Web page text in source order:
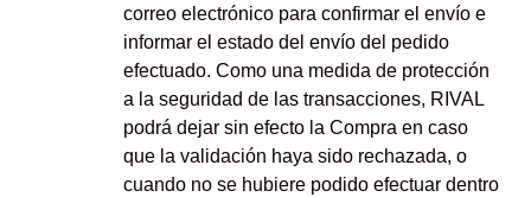
correo electrónico para confirmar el envío e
informar el estado del envío del pedido
efectuado. Como una medida de protección
a la seguridad de las transacciones, RIVAL
podrá dejar sin efecto la Compra en caso
que la validación haya sido rechazada, o
cuando no se hubiere podido efectuar dentro